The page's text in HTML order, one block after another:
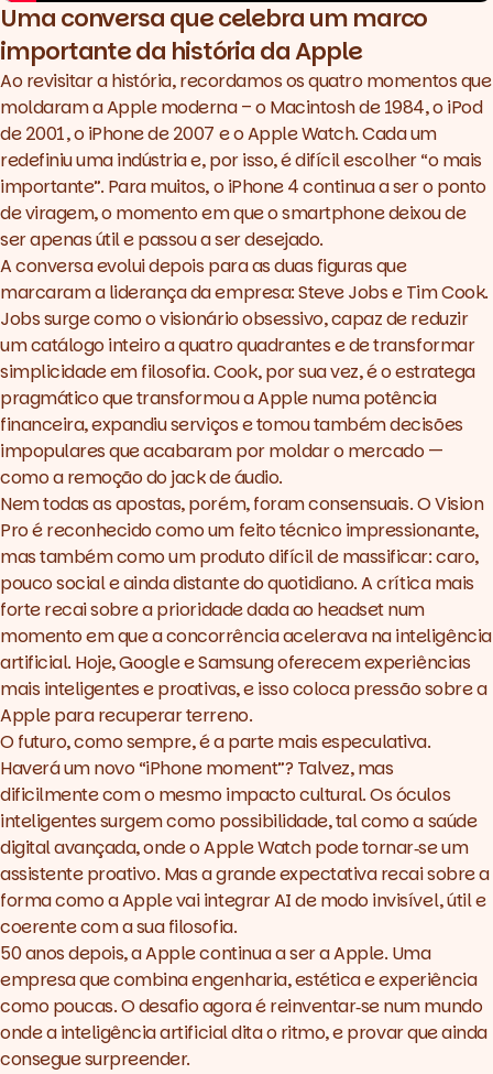
Uma conversa que celebra um marco
importante da história da Apple
Ao revisitar a história, recordamos os quatro momentos que
moldaram a Apple moderna – o Macintosh de 1984, o iPod
de 2001, o iPhone de 2007 e o Apple Watch. Cada um
redefiniu uma indústria e, por isso, é difícil escolher “o mais
importante”. Para muitos, o iPhone 4 continua a ser o ponto
de viragem, o momento em que o smartphone deixou de
ser apenas útil e passou a ser desejado.
A conversa evolui depois para as duas figuras que
marcaram a liderança da empresa: Steve Jobs e Tim Cook.
Jobs surge como o visionário obsessivo, capaz de reduzir
um catálogo inteiro a quatro quadrantes e de transformar
simplicidade em filosofia. Cook, por sua vez, é o estratega
pragmático que transformou a Apple numa potência
financeira, expandiu serviços e tomou também decisões
impopulares que acabaram por moldar o mercado —
como a remoção dojackde áudio.
Nem todas as apostas, porém, foram consensuais. O Vision
Pro é reconhecido como um feito técnico impressionante,
mas também como um produto difícil de massificar: caro,
pouco social e ainda distante do quotidiano. A crítica mais
forte recai sobre a prioridade dada aoheadsetnum
momento em que a concorrência acelerava na inteligência
artificial. Hoje, Google e Samsung oferecem experiências
mais inteligentes e proativas, e isso coloca pressão sobre a
Apple para recuperar terreno.
O futuro, como sempre, é a parte mais especulativa.
Haverá um novo “iPhone moment”? Talvez, mas
dificilmente com o mesmo impacto cultural. Os óculos
inteligentes surgem como possibilidade, tal como a saúde
digital avançada, onde o Apple Watch pode tornar‑se um
assistente proativo. Mas a grande expectativa recai sobre a
forma como a Apple vai integrar AI de modo invisível, útil e
coerente com a sua filosofia.
50 anos depois, a Apple continua a ser a Apple. Uma
empresa que combina engenharia, estética e experiência
como poucas. O desafio agora é reinventar‑se num mundo
onde a inteligência artificial dita o ritmo, e provar que ainda
consegue surpreender.